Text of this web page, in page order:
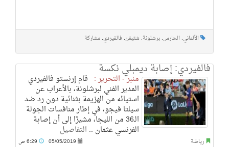
الألماني, الحارس, برشلونة, شتيغن, فالفيردي, مشاركة
فالفيردي: إصابة ديمبلي نكسة
منبر - التحرير : قام إرنستو فالفيردي
المدير الفني لبرشلونة، بالأعراب عن
استيائه من الهزيمة بثنائية دون رد ضد
سيلتا فيجو، في إطار منافسات الجولة
الـ36 من الليجا، مشيرًا إلى أن إصابة
الفرنسي عثمان .. التفاصيل
رياضة 05/05/2019